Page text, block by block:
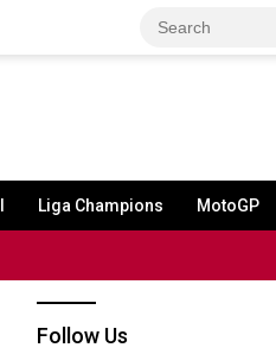
Liga Champions MotoGP
Follow Us